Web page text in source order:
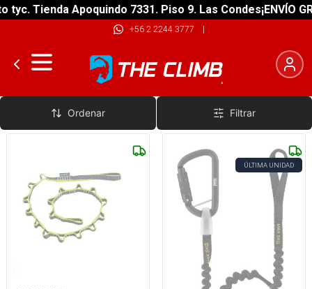
Tienda Apoquindo 7331. Piso 9. Las Condes¡ENVÍO
+56 2 2244 3777 |
Cintas 120 - 130 cm
Ordenar Filtrar
ÚLTIMA UNIDAD